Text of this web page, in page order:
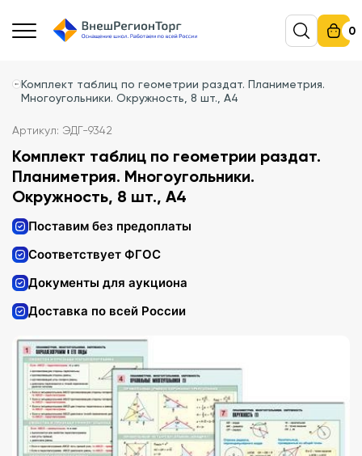
0
Комплект таблиц по геометрии раздат. Планиметрия.
Многоугольники. Окружность, 8 шт., А4
Артикул: ЭДГ-9342
Комплект таблиц по геометрии раздат.
Планиметрия. Многоугольники.
Окружность, 8 шт., А4
Поставим без предоплаты
Соответствует ФГОС
Документы для аукциона
Доставка по всей России